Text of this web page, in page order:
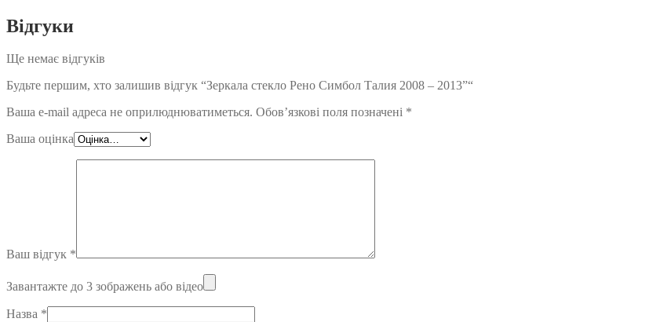
Відгуки
Ще немає відгуків
Будьте першим, хто залишив відгук “Зеркала стекло Рено Симбол Талия 2008 – 2013”“
Ваша e-mail адреса не оприлюднюватиметься. Обов’язкові поля позначені *
Ваша оцінка
Ваш відгук *
Завантажте до 3 зображень або відео
Назва *